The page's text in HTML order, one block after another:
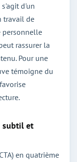
d'un
travail de
personnelle
rassurer la
Pour une
témoigne du
subtil et
en quatrième